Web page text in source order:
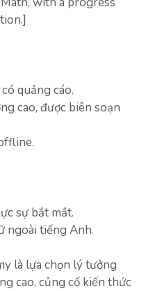
quảng cáo.
cao, được biên soạn
sự bắt mắt.
ngoài tiếng Anh.
là lựa chọn lý tưởng
cao, củng cố kiến thức